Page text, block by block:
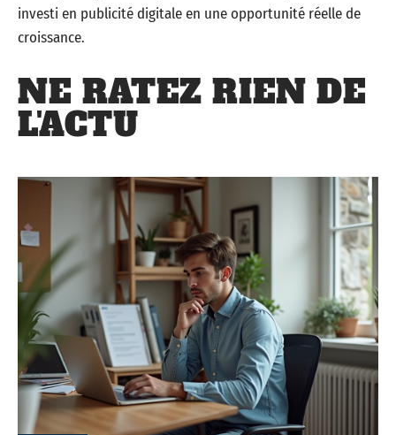
investi en publicité digitale en une opportunité réelle de
croissance.
NE RATEZ RIEN DE
L'ACTU